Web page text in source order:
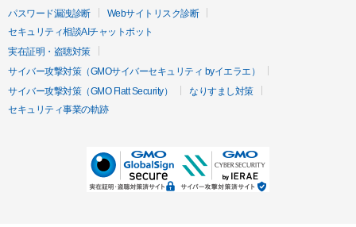
パスワード漏洩診断
Webサイトリスク診断
セキュリティ相談AIチャットボット
実在証明・盗聴対策
サイバー攻撃対策（GMOサイバーセキュリティ byイエラエ）
サイバー攻撃対策（GMO Flatt Security）
なりすまし対策
セキュリティ事業の軌跡